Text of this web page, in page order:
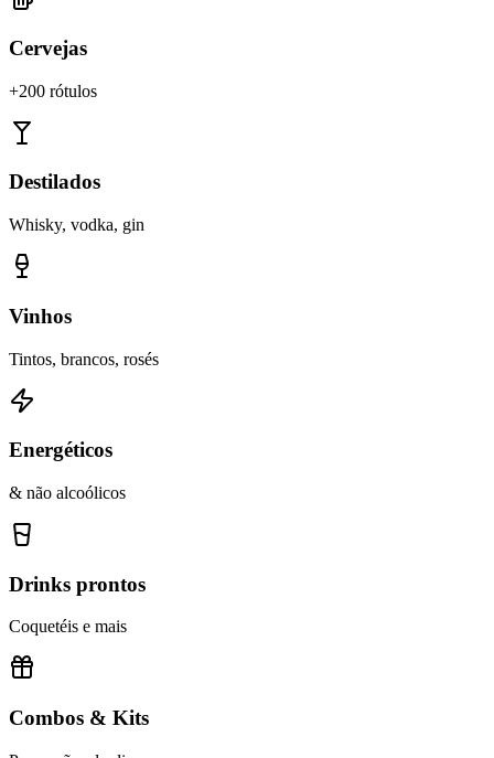
Cervejas
+200 rótulos
Destilados
Whisky, vodka, gin
Vinhos
Tintos, brancos, rosés
Energéticos
& não alcoólicos
Drinks prontos
Coquetéis e mais
Combos & Kits